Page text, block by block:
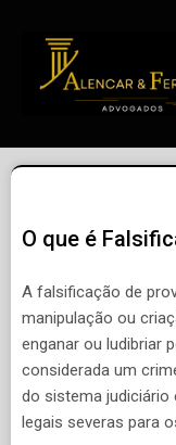
O que é
A falsificação de
manipulação ou
enganar ou ludibriar
considerada um
do sistema judiciário
legais severas para